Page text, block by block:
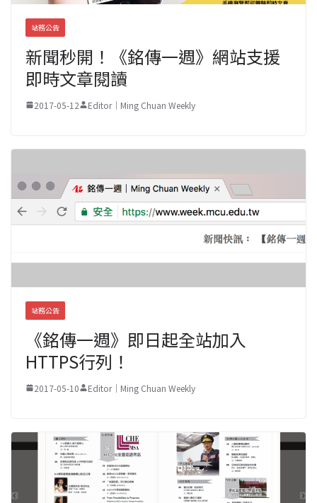
站務公告
新聞秒開！《銘傳一週》網站支援
即時文章閱讀
2017-05-12 Editor｜Ming Chuan Weekly
站務公告
《銘傳一週》即日起全站加入
HTTPS行列！
2017-05-10 Editor｜Ming Chuan Weekly